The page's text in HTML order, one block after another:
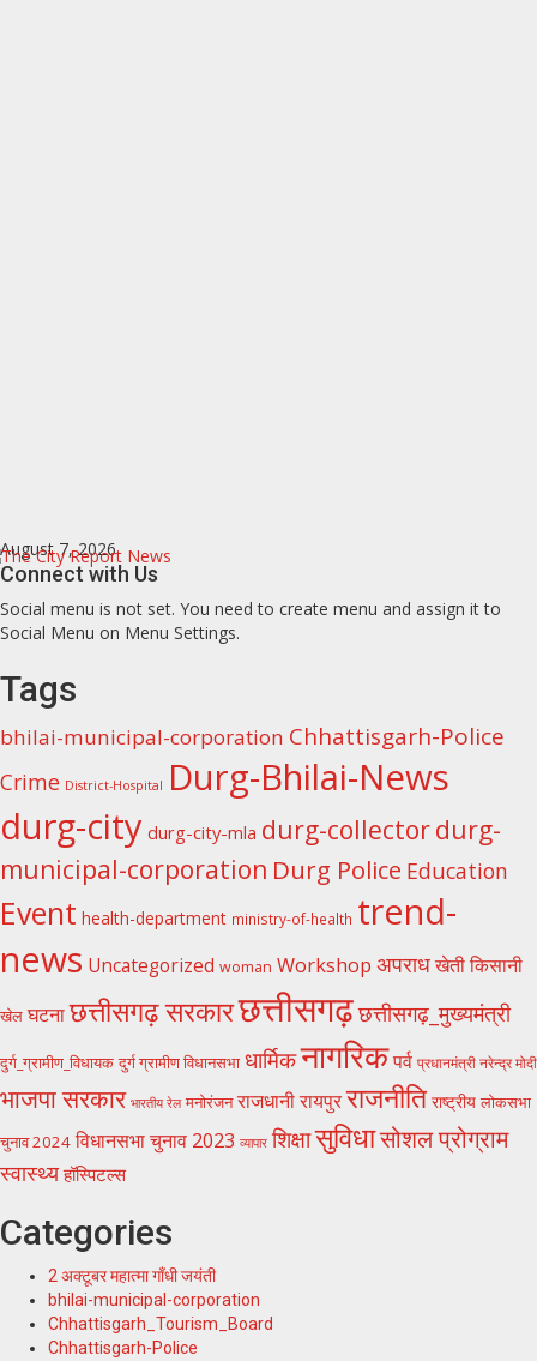
Skip
to
August 7, 2026
Connect with Us
Social menu is not set. You need to create menu and assign it to
Social Menu on Menu Settings.
Tags
bhilai-municipal-corporation Chhattisgarh-Police
Crime District-Hospital Durg-Bhilai-News
durg-city durg-city-mla durg-collectordurg-
municipal-corporation Durg Police Education
Event health-department ministry-of-health trend-
news Uncategorized woman Workshop अपराधखेती किसानी
खेल घटनाछत्तीसगढ़ सरकारछत्तीसगढ़छत्तीसगढ़_मुख्यमंत्री
दुर्ग_ग्रामीण_विधायक दुर्ग ग्रामीण विधानसभा धार्मिकनागरिकपर्व प्रधानमंत्री नरेन्द्र मोदी
भाजपा सरकार भारतीय रेल मनोरंजन राजधानी रायपुरराजनीति राष्ट्रीय लोकसभा
चुनाव 2024 विधानसभा चुनाव 2023 व्यापार शिक्षासुविधासोशल प्रोग्राम
स्वास्थ्य हॉस्पिटल्स
Categories
2 अक्टूबर महात्मा गाँधी जयंती
bhilai-municipal-corporation
Chhattisgarh_Tourism_Board
Chhattisgarh-Police